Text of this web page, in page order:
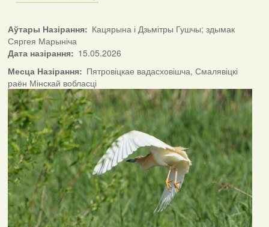
Аўтары Назірання
Кацярына і Дзьмітры Гушчы; здымак
Сяргея Марыніча
Дата назірання
15.05.2026
Месца Назірання
Пятровіцкае вадасховішча, Смалявіцкі
раён Мінскай вобласці